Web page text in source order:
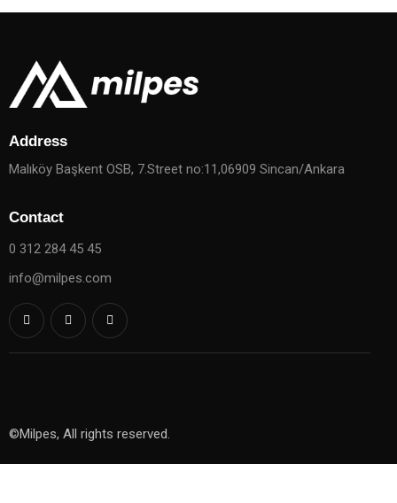
Address
Malıköy Başkent OSB, 7.Street no:11,06909 Sincan/Ankara
Contact
0 312 284 45 45
info@milpes.com
©Milpes, All rights reserved.